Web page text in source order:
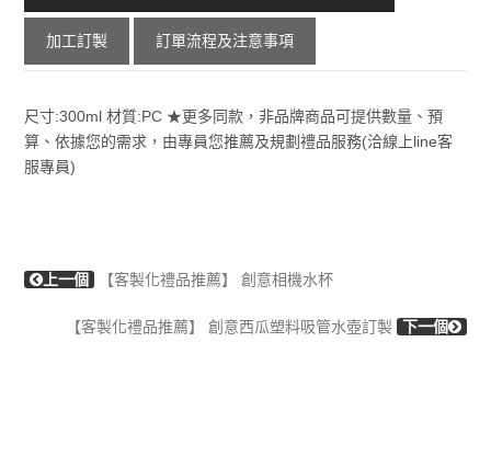
加工訂製 訂單流程及注意事項
尺寸:300ml 材質:PC ★更多同款，非品牌商品可提供數量、預
算、依據您的需求，由專員您推薦及規劃禮品服務(洽線上line客
服專員)
上一個 【客製化禮品推薦】 創意相機水杯
【客製化禮品推薦】 創意西瓜塑料吸管水壺訂製 下一個